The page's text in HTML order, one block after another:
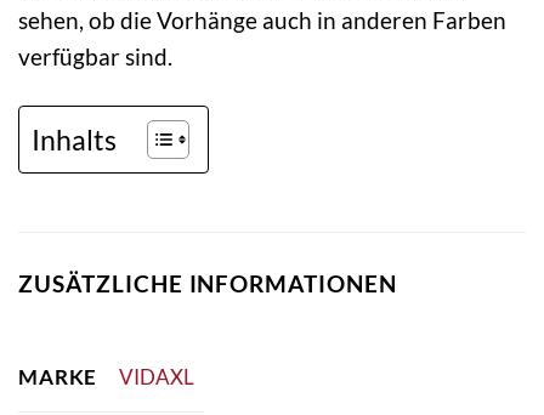
sehen, ob die Vorhänge auch in anderen Farben
verfügbar sind.
Inhalts
ZUSÄTZLICHE INFORMATIONEN
MARKE VIDAXL